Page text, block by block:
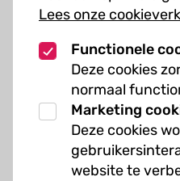
Lees onze
Functionele
Deze cookies
normaal
Marketing
Deze cookies
website te
Kunst cursussen
Over ons
Organisatie
Werken bij Kielzog
Veelgestelde vragen